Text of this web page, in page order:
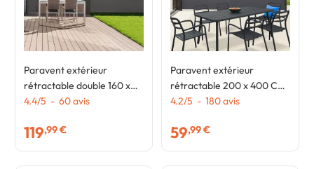
Paravent extérieur
rétractable double 160 x
800 CM gris anthracite
4.4/5 - 60avis
119,99 €
Paravent extérieur
rétractable 200 x 400 CM
gris anthracite store
4.2/5 - 180avis
59,99 €